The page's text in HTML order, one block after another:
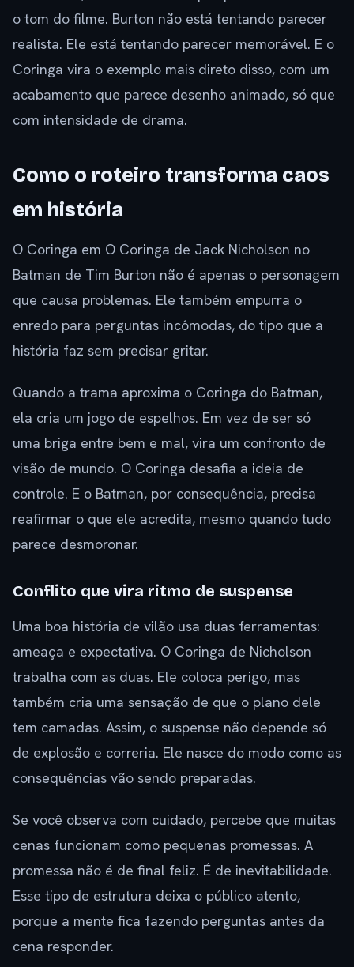
o tom do filme. Burton não está tentando parecer
realista. Ele está tentando parecer memorável. E o
Coringa vira o exemplo mais direto disso, com um
acabamento que parece desenho animado, só que
com intensidade de drama.
Como o roteiro transforma caos
em história
O Coringa em O Coringa de Jack Nicholson no
Batman de Tim Burton não é apenas o personagem
que causa problemas. Ele também empurra o
enredo para perguntas incômodas, do tipo que a
história faz sem precisar gritar.
Quando a trama aproxima o Coringa do Batman,
ela cria um jogo de espelhos. Em vez de ser só
uma briga entre bem e mal, vira um confronto de
visão de mundo. O Coringa desafia a ideia de
controle. E o Batman, por consequência, precisa
reafirmar o que ele acredita, mesmo quando tudo
parece desmoronar.
Conflito que vira ritmo de suspense
Uma boa história de vilão usa duas ferramentas:
ameaça e expectativa. O Coringa de Nicholson
trabalha com as duas. Ele coloca perigo, mas
também cria uma sensação de que o plano dele
tem camadas. Assim, o suspense não depende só
de explosão e correria. Ele nasce do modo como as
consequências vão sendo preparadas.
Se você observa com cuidado, percebe que muitas
cenas funcionam como pequenas promessas. A
promessa não é de final feliz. É de inevitabilidade.
Esse tipo de estrutura deixa o público atento,
porque a mente fica fazendo perguntas antes da
cena responder.